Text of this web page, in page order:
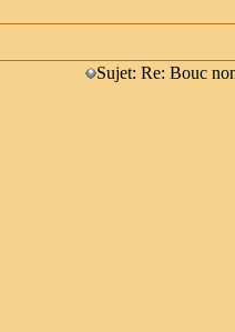
Sujet: Re: Bouc